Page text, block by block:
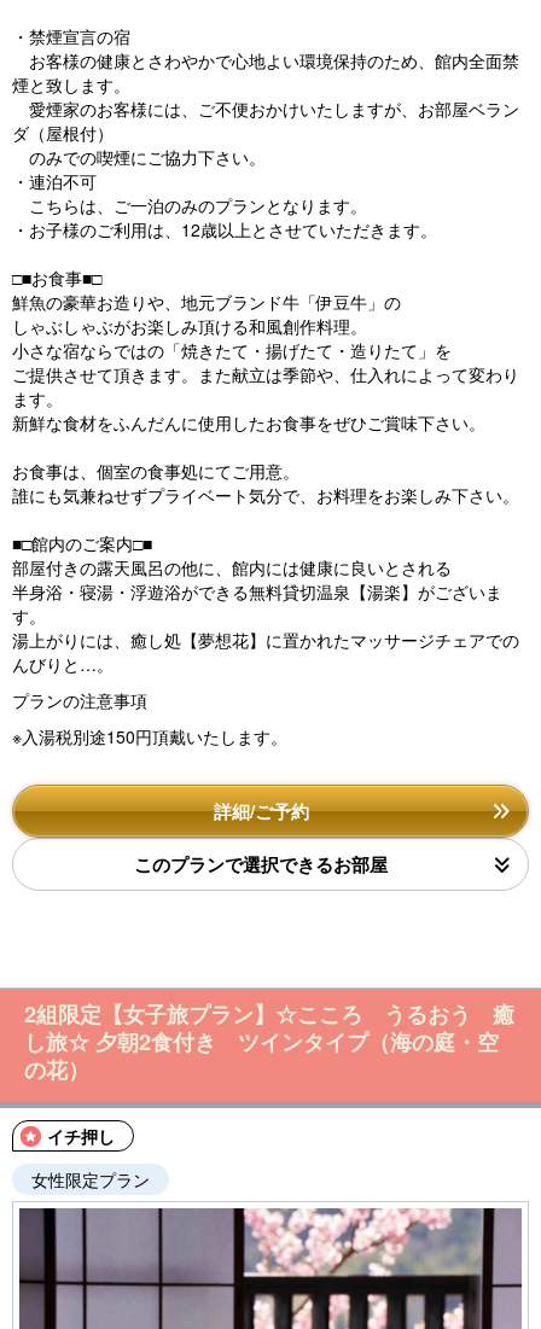
・禁煙宣言の宿
お客様の健康とさわやかで心地よい環境保持のため、館内全面禁
煙と致します。
愛煙家のお客様には、ご不便おかけいたしますが、お部屋ベラン
ダ（屋根付）
のみでの喫煙にご協力下さい。
・連泊不可
こちらは、ご一泊のみのプランとなります。
・お子様のご利用は、12歳以上とさせていただきます。
□■お食事■□
鮮魚の豪華お造りや、地元ブランド牛「伊豆牛」の
しゃぶしゃぶがお楽しみ頂ける和風創作料理。
小さな宿ならではの「焼きたて・揚げたて・造りたて」を
ご提供させて頂きます。また献立は季節や、仕入れによって変わり
ます。
新鮮な食材をふんだんに使用したお食事をぜひご賞味下さい。
お食事は、個室の食事処にてご用意。
誰にも気兼ねせずプライベート気分で、お料理をお楽しみ下さい。
■□館内のご案内□■
部屋付きの露天風呂の他に、館内には健康に良いとされる
半身浴・寝湯・浮遊浴ができる無料貸切温泉【湯楽】がございま
す。
湯上がりには、癒し処【夢想花】に置かれたマッサージチェアでの
んびりと…。
プランの注意事項
※入湯税別途150円頂戴いたします。
詳細/ご予約
このプランで選択できるお部屋
2組限定【女子旅プラン】☆こころ うるおう 癒
し旅☆ 夕朝2食付き ツインタイプ（海の庭・空
の花）
イチ押し
女性限定プラン